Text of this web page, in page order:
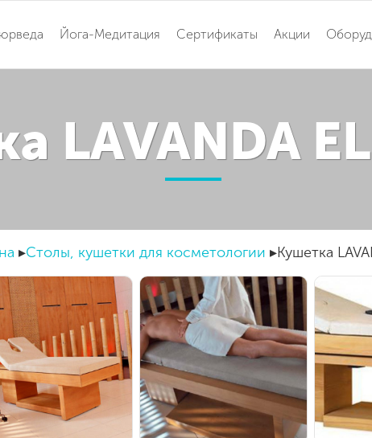
Йога-Медитация Сертификаты Акции
LAVANDA
Столы, кушетки для косметологии Кушетка